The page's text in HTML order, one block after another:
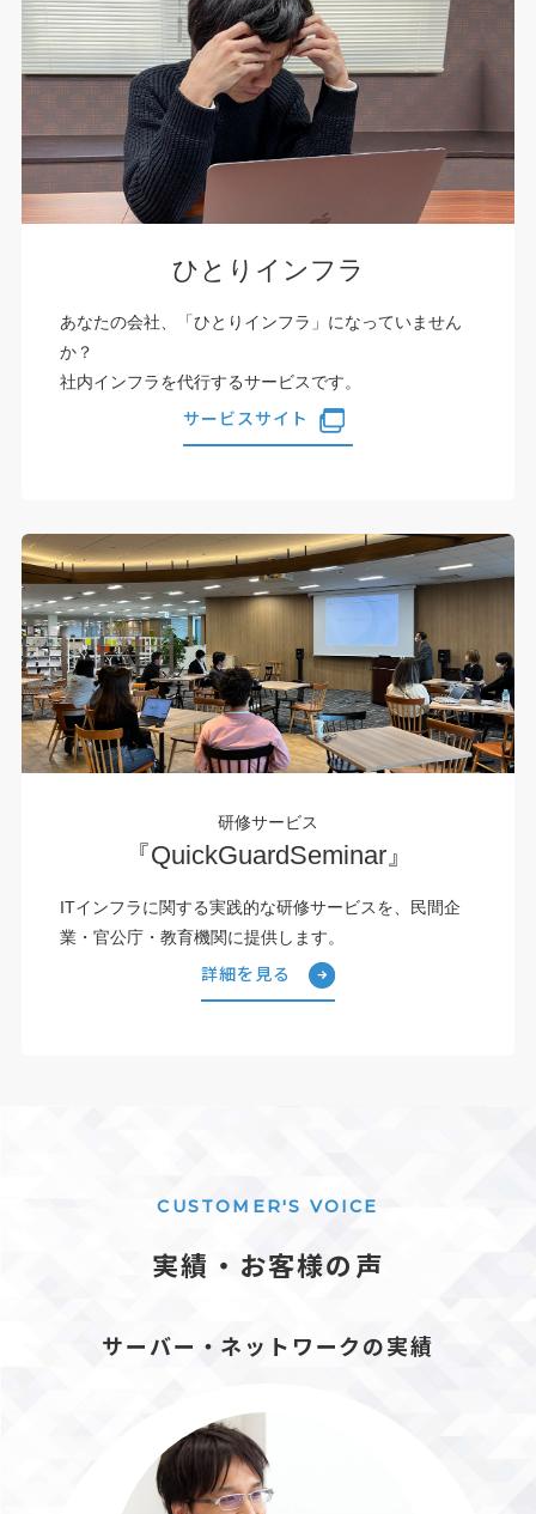
ひとりインフラ
あなたの会社、「ひとりインフラ」になっていません
か？
社内インフラを代行するサービスです。
サービスサイト
研修サービス
『QuickGuardSeminar』
ITインフラに関する実践的な研修サービスを、民間企
業・官公庁・教育機関に提供します。
詳細を見る
CUSTOMER'S VOICE
実績・お客様の声
サーバー・ネットワークの実績